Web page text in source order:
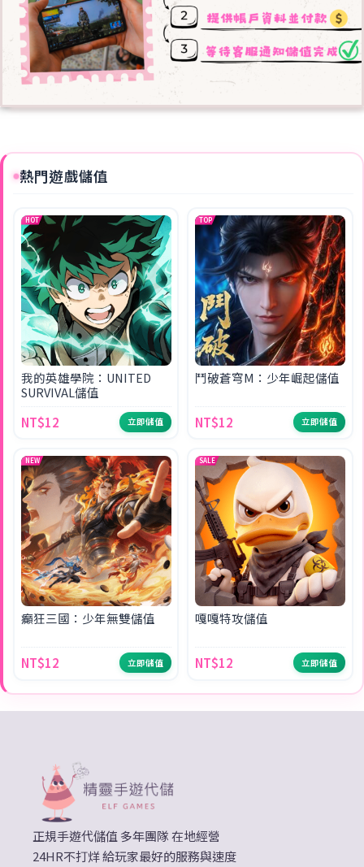
熱門遊戲儲值
HOT
我的英雄學院：UNITED
SURVIVAL儲值
NT$12
立即儲值
TOP
鬥破蒼穹M：少年崛起儲值
NT$12 立即儲值
NEW
癲狂三國：少年無雙儲值
NT$12 立即儲值
SALE
嘎嘎特攻儲值
NT$12 立即儲值
正規手遊代儲值 多年團隊 在地經營
24HR不打烊 給玩家最好的服務與速度